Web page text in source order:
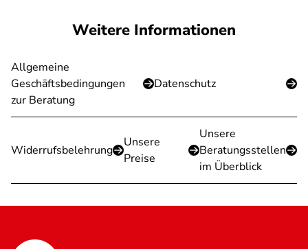
Weitere Informationen
Allgemeine
Geschäftsbedingungen
zur Beratung
Datenschutz
Widerrufsbelehrung
Unsere
Preise
Unsere
Beratungsstellen
im Überblick